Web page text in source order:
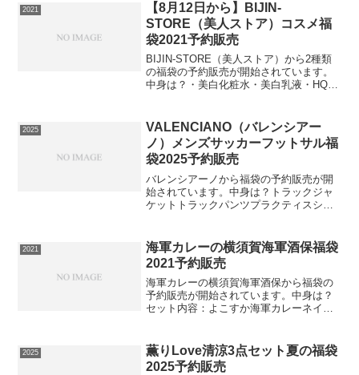
2021
【8月12日から】BIJIN-
STORE（美人ストア）コスメ福
袋2021予約販売
BIJIN-STORE（美人ストア）から2種類
の福袋の予約販売が開始されています。
中身は？・美白化粧水・美白乳液・HQク
みるこちらの中身は？・美白化粧水・美
白乳液・...
2025
VALENCIANO（バレンシアー
ノ）メンズサッカーフットサル福
袋2025予約販売
バレンシアーノから福袋の予約販売が開
始されています。中身は？トラックジャ
ケットトラックパンツプラクティスシャ
40,300円相当のセットが16,500円【フタ
バSP】⇒...
2021
海軍カレーの横須賀海軍酒保福袋
2021予約販売
海軍カレーの横須賀海軍酒保から福袋の
予約販売が開始されています。中身は？
セット内容：よこすか海軍カレーネイビ
食入り（従来規格・箱つぶれ）×1、よこ
すか海軍カレープレ...
2025
薫りLove清涼3点セット夏の福袋
2025予約販売